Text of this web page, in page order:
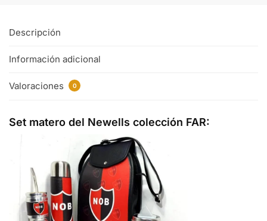
Descripción
Información adicional
Valoraciones 0
Set matero del Newells colección FAR: